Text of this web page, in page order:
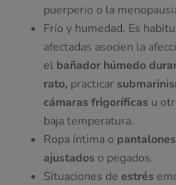
puerperio o la
Frío y humedad. Es
afectadas asocien la
el bañador húmedo
rato, practicar
cámaras frigoríficas u
baja temperatura.
Ropa íntima o
ajustados o pegados.
Situaciones de estrés